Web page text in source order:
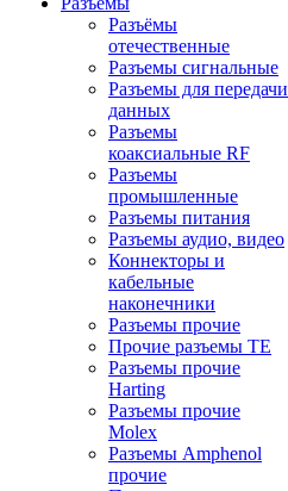
Разъёмы
отечественные
Разъeмы сигнальные
Разъeмы для передачи
данных
Разъeмы
коаксиальные RF
Разъeмы
промышленные
Разъeмы питания
Разъeмы аудио, видео
Коннекторы и
кабельные
наконечники
Разъeмы прочие
Прочие разъемы TE
Разъемы прочие
Harting
Разъемы прочие
Molex
Разъемы Amphenol
прочие